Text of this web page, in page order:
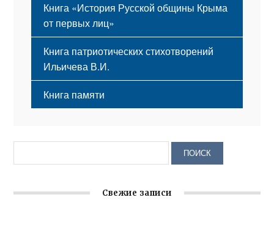
Книга «История Русской общины Крыма
от первых лиц»
Книга патриотических стихотворений
Ильичева В.И.
Книга памяти
Свежие записи